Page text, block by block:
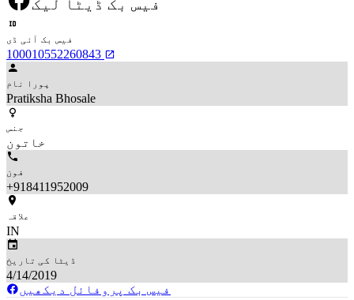
فیس بک ڈیٹا لیک
فیس بک آئی ڈی
100010552260843
پورا نام
Pratiksha Bhosale
جنس
خاتون
فون
+918411952009
علاقہ
IN
ڈیٹا کی تاریخ
4/14/2019
فیس بک پروفائل دیکھیں